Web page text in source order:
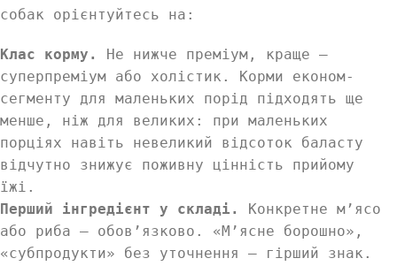
собак орієнтуйтесь на:
Клас корму.
Не нижче преміум, краще —
суперпреміум або холістик. Корми економ-
сегменту для маленьких порід підходять ще
менше, ніж для великих: при маленьких
порціях навіть невеликий відсоток баласту
відчутно знижує поживну цінність прийому
їжі.
Перший інгредієнт у складі.
Конкретне м’ясо
або риба — обов’язково. «М’ясне борошно»,
«субпродукти» без уточнення — гірший знак.